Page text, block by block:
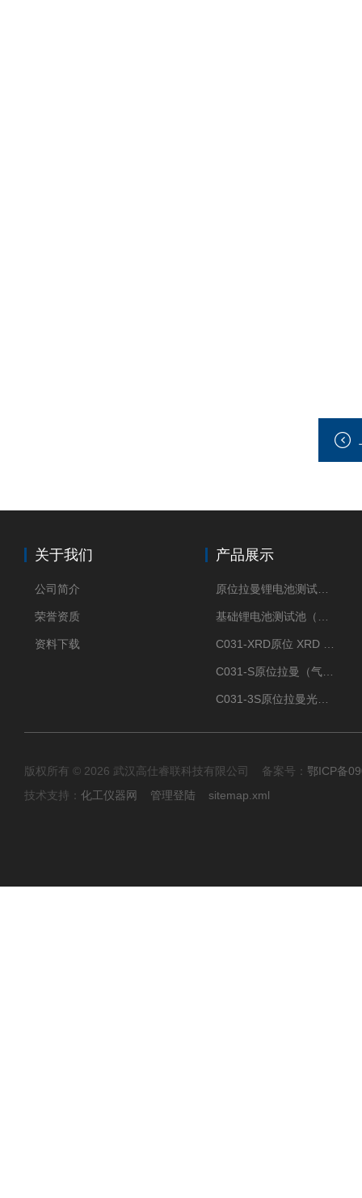
关于我们
公司简介
荣誉资质
资料下载
产品展示
原位拉曼锂电池测试池（两电极）
基础锂电池测试池（两电极）
C031-XRD原位 XRD 光谱电化学池
C031-S原位拉曼（气体扩散-蛇形流场型）
C031-3S原位拉曼光谱电化学池（3H 气体扩散型）
版权所有 © 2026 武汉高仕睿联科技有限公司 备案号： 鄂ICP备
技术支持： 化工仪器网 管理登陆 sitemap.xml